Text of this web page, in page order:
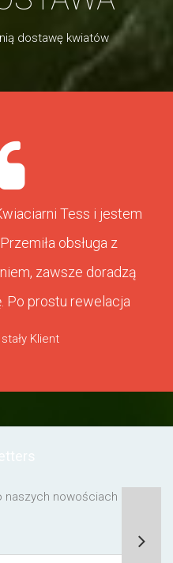
dostawę kwiatów
Tess i jestem
obsługa z
zawsze doradzą
Po prostu rewelacja
Klient
nowościach lub o